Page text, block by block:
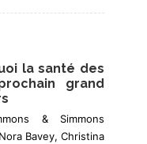
la santé des
grand
& Simmons
Bavey, Christina